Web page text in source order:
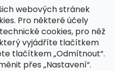
webových stránek
Pro některé účely
cookies, pro něž
který vyjádříte tlačítkem
tlačítkem „Odmítnout“.
přes „Nastavení“.